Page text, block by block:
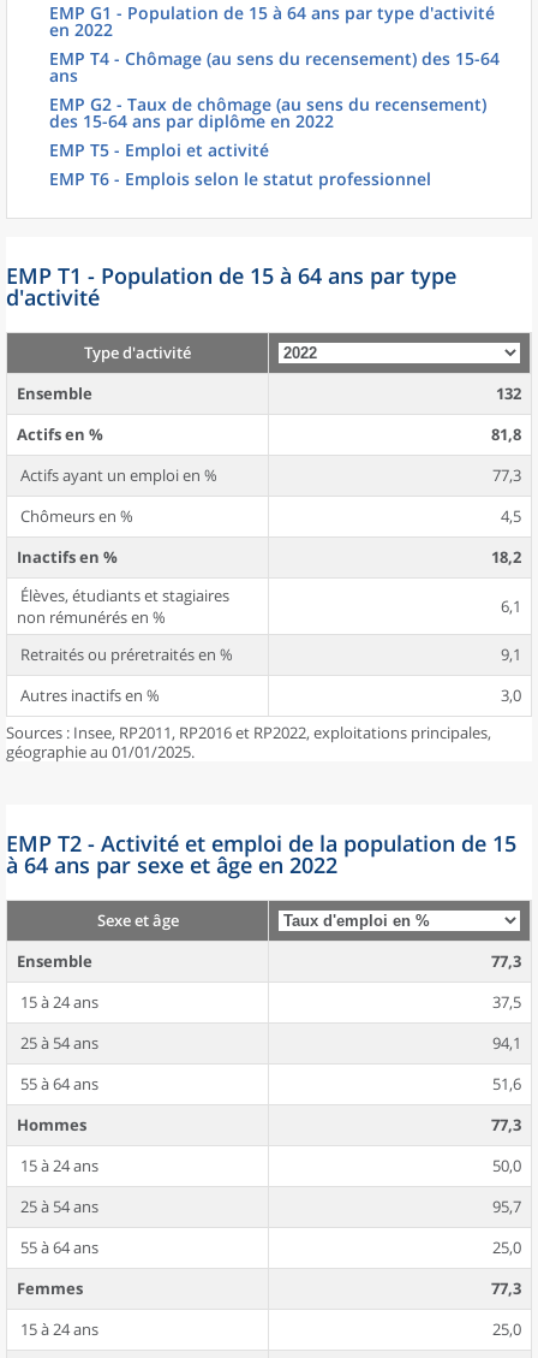
EMP G1 - Population de 15 à 64 ans par type d'activité
en 2022
EMP T4 - Chômage (au sens du recensement) des 15-64
ans
EMP G2 - Taux de chômage (au sens du recensement)
des 15-64 ans par diplôme en 2022
EMP T5 - Emploi et activité
EMP T6 - Emplois selon le statut professionnel
EMP T1 - Population de 15 à 64 ans par type
d'activité
Type d'activité
Ensemble
132
Actifs en %
81,8
Actifs ayant un emploi en %
77,3
Chômeurs en %
4,5
Inactifs en %
18,2
Élèves, étudiants et stagiaires
non rémunérés en %
6,1
Retraités ou préretraités en %
9,1
Autres inactifs en %
3,0
Sources : Insee, RP2011, RP2016 et RP2022, exploitations principales,
géographie au 01/01/2025.
EMP T2 - Activité et emploi de la population de 15
à 64 ans par sexe et âge en 2022
Sexe et âge
Ensemble
77,3
15 à 24 ans
37,5
25 à 54 ans
94,1
55 à 64 ans
51,6
Hommes
77,3
15 à 24 ans
50,0
25 à 54 ans
95,7
55 à 64 ans
25,0
Femmes
77,3
15 à 24 ans
25,0